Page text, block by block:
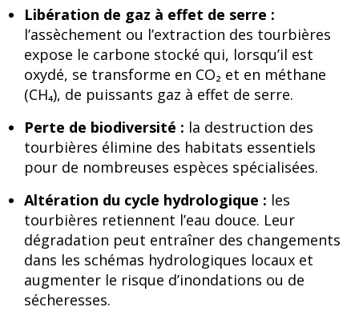
Libération de gaz à effet de serre :
l’assèchement ou l’extraction des tourbières
expose le carbone stocké qui, lorsqu’il est
oxydé, se transforme en CO₂ et en méthane
(CH₄), de puissants gaz à effet de serre.
Perte de biodiversité : la destruction des
tourbières élimine des habitats essentiels
pour de nombreuses espèces spécialisées.
Altération du cycle hydrologique : les
tourbières retiennent l’eau douce. Leur
dégradation peut entraîner des changements
dans les schémas hydrologiques locaux et
augmenter le risque d’inondations ou de
sécheresses.